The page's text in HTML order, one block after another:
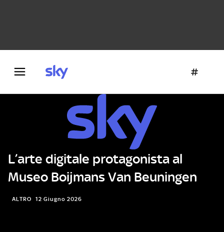
L’arte digitale protagonista al
Museo Boijmans Van Beuningen
ALTRO 12 Giugno 2026